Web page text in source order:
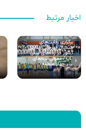
اخبار مرتبط
برگزاری رقابت‌های
هندبال قهرمانی مناطق
کشور در رده‌های سنی
پایه/ معرفی تیم‌های
برتر چهار منطقه ‹